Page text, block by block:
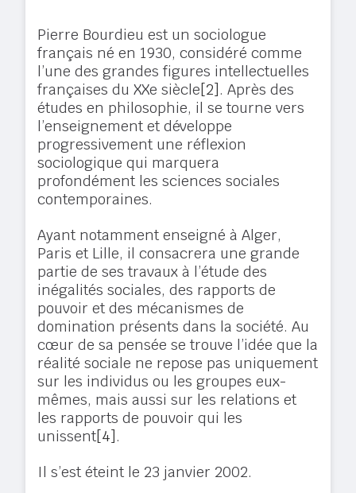
Pierre Bourdieu est un sociologue
français né en 1930, considéré comme
l’une des grandes figures intellectuelles
françaises du XXe siècle[2]. Après des
études en philosophie, il se tourne vers
l’enseignement et développe
progressivement une réflexion
sociologique qui marquera
profondément les sciences sociales
contemporaines.
Ayant notamment enseigné à Alger,
Paris et Lille, il consacrera une grande
partie de ses travaux à l’étude des
inégalités sociales, des rapports de
pouvoir et des mécanismes de
domination présents dans la société. Au
cœur de sa pensée se trouve l’idée que la
réalité sociale ne repose pas uniquement
sur les individus ou les groupes eux-
mêmes, mais aussi sur les relations et
les rapports de pouvoir qui les
unissent[4].
Il s’est éteint le 23 janvier 2002.